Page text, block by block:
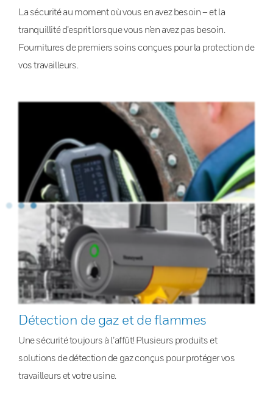
La sécurité au moment où vous en avez besoin – et la
tranquillité d’esprit lorsque vous n’en avez pas besoin.
Fournitures de premiers soins conçues pour la protection de
vos travailleurs.
Détection de gaz et de flammes
Une sécurité toujours à l’affût! Plusieurs produits et
solutions de détection de gaz conçus pour protéger vos
travailleurs et votre usine.